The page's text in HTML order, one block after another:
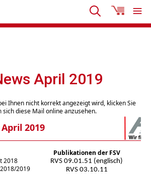
April 2019
Ihnen nicht korrekt angezeigt wird, klicken Sie
sich diese Mail online anzusehen.
2019
Publikationen der FSV
2018
2019
RVS 09.01.51 (englisch)
RVS 03.10.11